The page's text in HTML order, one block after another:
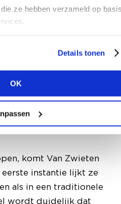
ze hebben verzameld op
Details tonen
OK
omgeving biedt de
stereotypen of
Doordat er vaak wordt
die unisex,
kunnen
vergelijking plaats te
en de consument.”
komt Van Zwieten
instantie lijkt ze
als in een traditionele
wordt duidelijk dat